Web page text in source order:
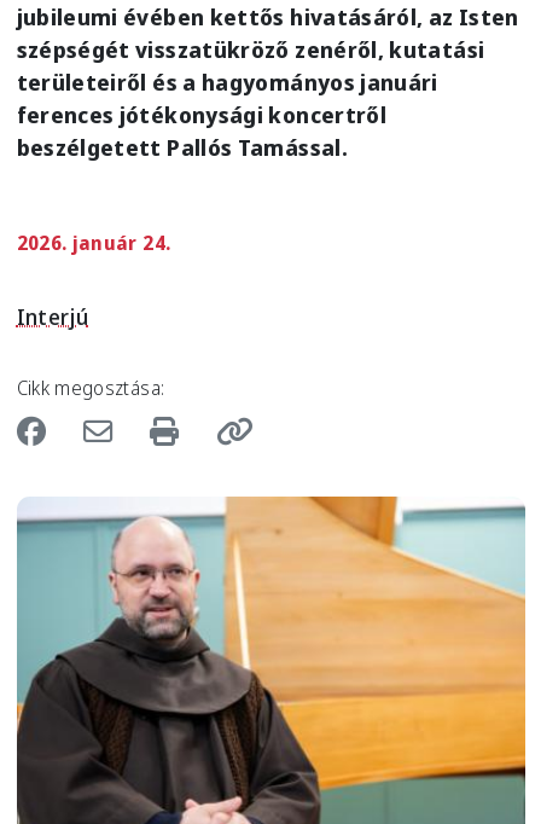
jubileumi évében kettős hivatásáról, az Isten
szépségét visszatükröző zenéről, kutatási
területeiről és a hagyományos januári
ferences jótékonysági koncertről
beszélgetett Pallós Tamással.
2026. január 24.
Interjú
Cikk megosztása:
Image